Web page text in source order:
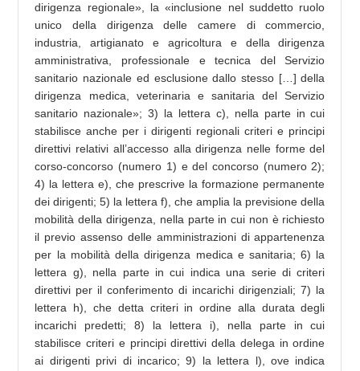
dirigenza regionale», la «inclusione nel suddetto ruolo
unico della dirigenza delle camere di commercio,
industria, artigianato e agricoltura e della dirigenza
amministrativa, professionale e tecnica del Servizio
sanitario nazionale ed esclusione dallo stesso […] della
dirigenza medica, veterinaria e sanitaria del Servizio
sanitario nazionale»; 3) la lettera c), nella parte in cui
stabilisce anche per i dirigenti regionali criteri e principi
direttivi relativi all’accesso alla dirigenza nelle forme del
corso-concorso (numero 1) e del concorso (numero 2);
4) la lettera e), che prescrive la formazione permanente
dei dirigenti; 5) la lettera f), che amplia la previsione della
mobilità della dirigenza, nella parte in cui non è richiesto
il previo assenso delle amministrazioni di appartenenza
per la mobilità della dirigenza medica e sanitaria; 6) la
lettera g), nella parte in cui indica una serie di criteri
direttivi per il conferimento di incarichi dirigenziali; 7) la
lettera h), che detta criteri in ordine alla durata degli
incarichi predetti; 8) la lettera i), nella parte in cui
stabilisce criteri e principi direttivi della delega in ordine
ai dirigenti privi di incarico; 9) la lettera l), ove indica